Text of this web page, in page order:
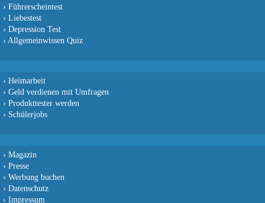
› Führerscheintest
› Liebestest
› Depression Test
› Allgemeinwissen Quiz
› Heimarbeit
› Geld verdienen mit Umfragen
› Produkttester werden
› Schülerjobs
› Magazin
› Presse
› Werbung buchen
› Datenschutz
› Impressum